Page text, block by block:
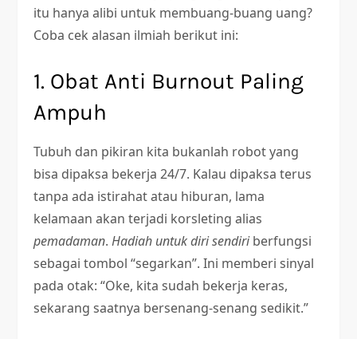
itu hanya alibi untuk membuang-buang uang?
Coba cek alasan ilmiah berikut ini:
1. Obat Anti Burnout Paling
Ampuh
Tubuh dan pikiran kita bukanlah robot yang
bisa dipaksa bekerja 24/7. Kalau dipaksa terus
tanpa ada istirahat atau hiburan, lama
kelamaan akan terjadi korsleting alias
pemadaman.Hadiah untuk diri sendiriberfungsi
sebagai tombol “segarkan”. Ini memberi sinyal
pada otak: “Oke, kita sudah bekerja keras,
sekarang saatnya bersenang-senang sedikit.”